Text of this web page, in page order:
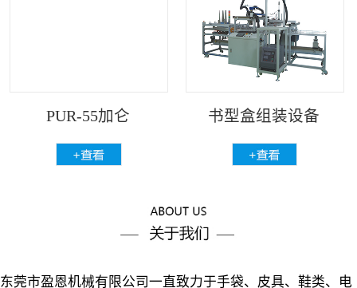
PUR-55加仑 书型盒组装设备
东莞市盈恩机械有限公司一直致力于手袋、皮具、鞋类、电